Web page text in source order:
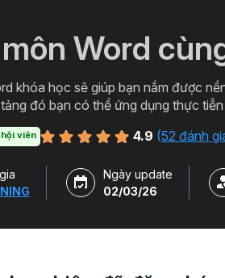
Word
khóa học sẽ giúp bạn nắm được
cùng Gitiho ngay hôm nay nào.
viên 4.9 (52 đánh
Ngày update
02/03/26